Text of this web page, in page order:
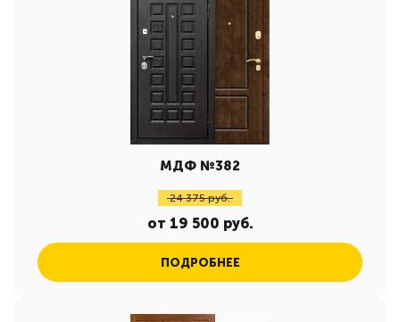
МДФ №382
24 375 руб.
от 19 500 руб.
ПОДРОБНЕЕ